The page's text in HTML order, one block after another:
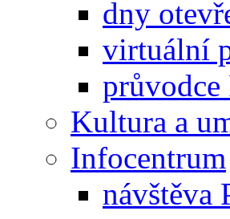
dny
virtuální
průvodce
Kultura a
Infocentrum
návštěva